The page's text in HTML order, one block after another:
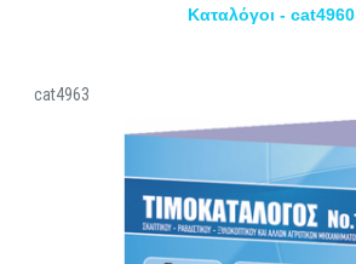
Καταλόγοι - cat4960
cat4963